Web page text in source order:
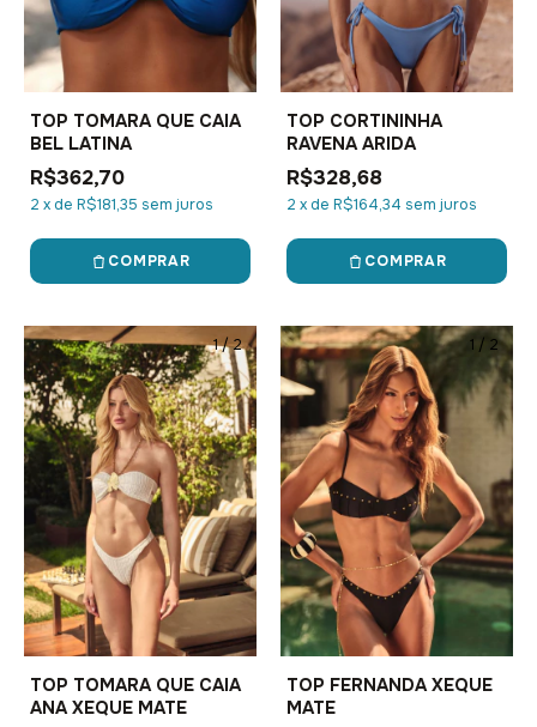
TOP TOMARA QUE CAIA
BEL LATINA
R$362,70
2 xde R$181,35 sem juros
COMPRAR
TOP CORTININHA
RAVENA ARIDA
R$328,68
2 xde R$164,34 sem juros
COMPRAR
1/2
TOP TOMARA QUE CAIA
ANA XEQUE MATE
1 / 2
TOP FERNANDA XEQUE
MATE